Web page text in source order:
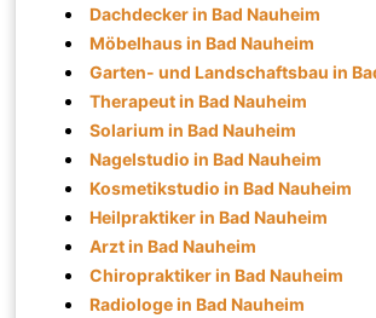
Dachdecker in Bad Nauheim
Möbelhaus in Bad Nauheim
Garten- und Landschaftsbau in
Therapeut in Bad Nauheim
Solarium in Bad Nauheim
Nagelstudio in Bad Nauheim
Kosmetikstudio in Bad Nauheim
Heilpraktiker in Bad Nauheim
Arzt in Bad Nauheim
Chiropraktiker in Bad Nauheim
Radiologe in Bad Nauheim